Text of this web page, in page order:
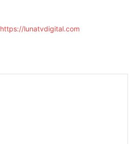
https://lunatvdigital.com